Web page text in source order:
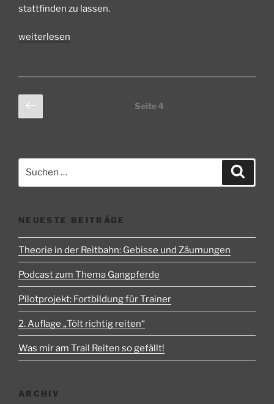
stattfinden zu lassen.
„Vier
Morgenarbeit“
weiterlesen
Seitennummerierung
der
Vorherige
Seite
Seite4
nach:
NEUESTE BEITRÄGE
Theorie in der Reitbahn: Gebisse und Zäumungen
Podcast zum Thema Gangpferde
Pilotprojekt: Fortbildung für Trainer
2. Auflage „Tölt richtig reiten“
Was mir am Trail Reiten so gefällt!
ARCHIV